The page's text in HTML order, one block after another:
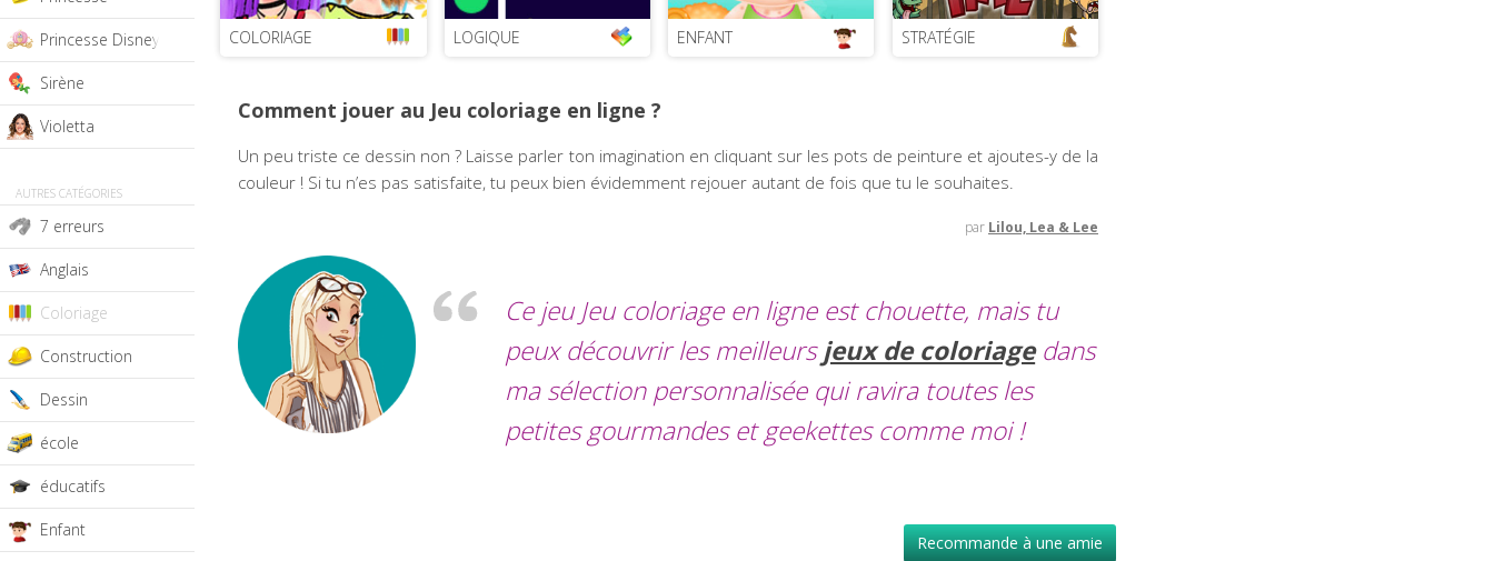
Princesse Disney
Sirène
Violetta
AUTRES CATÉGORIES
7 erreurs
Anglais
Coloriage
Construction
Dessin
école
éducatifs
Enfant
COLORIAGE LOGIQUE ENFANT STRATÉGIE
Comment jouer au Jeu coloriage en ligne ?
Un peu triste ce dessin non ? Laisse parler ton imagination en cliquant sur les pots de peinture et ajoutes-y de la
couleur ! Si tu n’es pas satisfaite, tu peux bien évidemment rejouer autant de fois que tu le souhaites.
par Lilou, Lea & Lee
Ce jeu Jeu coloriage en ligne est chouette, mais tu
peux découvrir les meilleursjeux de coloriagedans
ma sélection personnalisée qui ravira toutes les
petites gourmandes et geekettes comme moi !
Recommande à une amie